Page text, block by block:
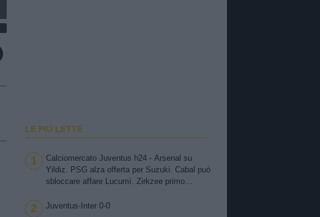
LE PIÙ LETTE
1
Calciomercato Juventus h24 - Arsenal su
Yildiz. PSG alza offerta per Suzuki. Cabal può
sbloccare affare Lucumì. Zirkzee primo
Zhegrova non vuole partire. Sorloth sul
2 Juventus-Inter 0-0